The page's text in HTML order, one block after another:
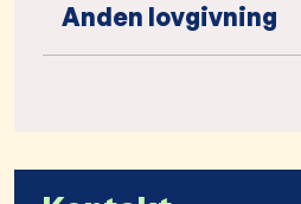
Anden lovgivning